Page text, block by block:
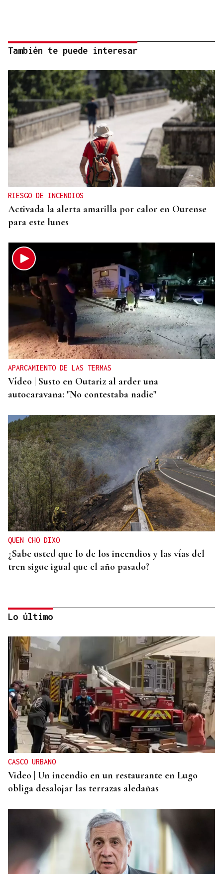
También te puede interesar
RIESGO DE INCENDIOS
Activada la alerta amarilla por calor en Ourense
para este lunes
APARCAMIENTO DE LAS TERMAS
Vídeo | Susto en Outariz al arder una
autocaravana: "No contestaba nadie"
QUEN CHO DIXO
¿Sabe usted que lo de los incendios y las vías del
tren sigue igual que el año pasado?
HELICOPTERO MEDICALIZADO
Un motorista en estado grave tras una colisión en
Velle
Lo último
CASCO URBANO
Video | Un incendio en un restaurante en Lugo
obliga desalojar las terrazas aledañas